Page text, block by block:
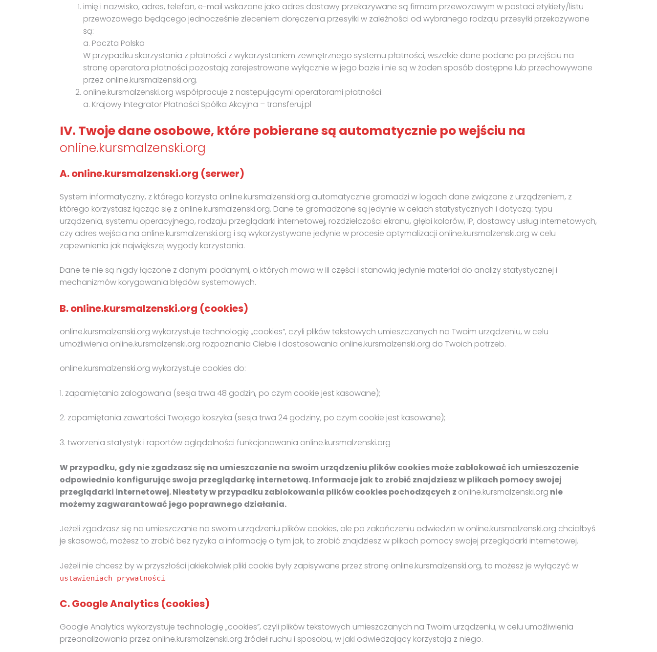
imię i nazwisko, adres, telefon, e-mail wskazane jako adres dostawy przekazywane są firmom przewozowym w postaci etykiety/listu
przewozowego będącego jednocześnie zleceniem doręczenia przesyłki w zależności od wybranego rodzaju przesyłki przekazywane
są:
a. Poczta Polska
W przypadku skorzystania z płatności z wykorzystaniem zewnętrznego systemu płatności, wszelkie dane podane po przejściu na
stronę operatora płatności pozostają zarejestrowane wyłącznie w jego bazie i nie są w żaden sposób dostępne lub przechowywane
przez online.kursmalzenski.org.
online.kursmalzenski.org współpracuje z następującymi operatorami płatności:
a. Krajowy Integrator Płatności Spółka Akcyjna – transferuj.pl
IV. Twoje dane osobowe, które pobierane są automatycznie po wejściu na
online.kursmalzenski.org
A. online.kursmalzenski.org (serwer)
System informatyczny, z którego korzysta online.kursmalzenski.org automatycznie gromadzi w logach dane związane z urządzeniem, z
którego korzystasz łącząc się z online.kursmalzenski.org. Dane te gromadzone są jedynie w celach statystycznych i dotyczą: typu
urządzenia, systemu operacyjnego, rodzaju przeglądarki internetowej, rozdzielczości ekranu, głębi kolorów, IP, dostawcy usług internetowych,
czy adres wejścia na online.kursmalzenski.org i są wykorzystywane jedynie w procesie optymalizacji online.kursmalzenski.org w celu
zapewnienia jak największej wygody korzystania.
Dane te nie są nigdy łączone z danymi podanymi, o których mowa w III części i stanowią jedynie materiał do analizy statystycznej i
mechanizmów korygowania błędów systemowych.
B. online.kursmalzenski.org (cookies)
online.kursmalzenski.org wykorzystuje technologię „cookies”, czyli plików tekstowych umieszczanych na Twoim urządzeniu, w celu
umożliwienia online.kursmalzenski.org rozpoznania Ciebie i dostosowania online.kursmalzenski.org do Twoich potrzeb.
online.kursmalzenski.org wykorzystuje cookies do:
1. zapamiętania zalogowania (sesja trwa 48 godzin, po czym cookie jest kasowane);
2. zapamiętania zawartości Twojego koszyka (sesja trwa 24 godziny, po czym cookie jest kasowane);
3. tworzenia statystyk i raportów oglądalności funkcjonowania online.kursmalzenski.org
W przypadku, gdy nie zgadzasz się na umieszczanie na swoim urządzeniu plików cookies może zablokować ich umieszczenie
odpowiednio konfigurując swoja przeglądarkę internetową. Informacje jak to zrobić znajdziesz w plikach pomocy swojej
przeglądarki internetowej. Niestety w przypadku zablokowania plików cookies pochodzących z online.kursmalzenski.org nie
możemy zagwarantować jego poprawnego działania.
Jeżeli zgadzasz się na umieszczanie na swoim urządzeniu plików cookies, ale po zakończeniu odwiedzin w online.kursmalzenski.org chciałbyś
je skasować, możesz to zrobić bez ryzyka a informację o tym jak, to zrobić znajdziesz w plikach pomocy swojej przeglądarki internetowej.
Jeżeli nie chcesz by w przyszłości jakiekolwiek pliki cookie były zapisywane przez stronę online.kursmalzenski.org, to możesz je wyłączyć w
ustawieniach prywatności.
C. Google Analytics (cookies)
Google Analytics wykorzystuje technologię „cookies”, czyli plików tekstowych umieszczanych na Twoim urządzeniu, w celu umożliwienia
przeanalizowania przez online.kursmalzenski.org źródeł ruchu i sposobu, w jaki odwiedzający korzystają z niego.